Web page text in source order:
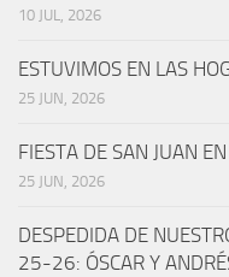
10 JUL, 2026
ESTUVIMOS EN LAS
25 JUN, 2026
FIESTA DE SAN JUAN
25 JUN, 2026
DESPEDIDA DE
25-26: ÓSCAR Y